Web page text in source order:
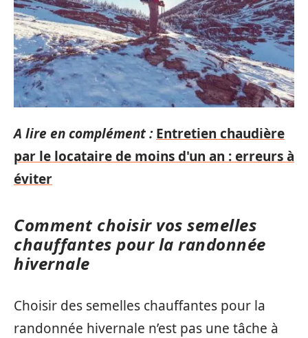
A lire en complément : Entretien chaudière
par le locataire de moins d'un an : erreurs à
éviter
Comment choisir vos semelles
chauffantes pour la randonnée
hivernale
Choisir des semelles chauffantes pour la
randonnée hivernale n’est pas une tâche à